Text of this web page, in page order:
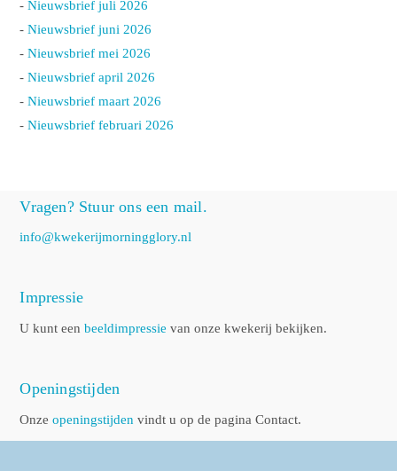
-Nieuwsbrief juli 2026
-Nieuwsbrief juni 2026
-Nieuwsbrief mei 2026
-Nieuwsbrief april 2026
-Nieuwsbrief maart 2026
-Nieuwsbrief februari 2026
Vragen? Stuur ons een mail.
info@kwekerijmorningglory.nl
Impressie
U kunt eenbeeldimpressie van onze kwekerij bekijken.
Openingstijden
Onzeopeningstijden vindt u op de pagina Contact.